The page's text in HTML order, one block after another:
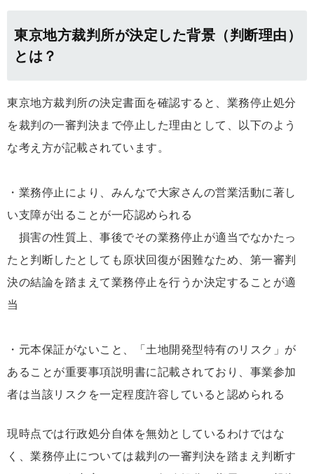
東京地方裁判所が決定した背景（判断理由）
とは？
東京地方裁判所の決定書面を確認すると、業務停止処分
を裁判の一審判決まで停止した理由として、以下のよう
な考え方が記載されています。
・業務停止により、みんなで大家さんの営業活動に著し
い支障が出ることが一応認められる
損害の性質上、事後でその業務停止が適当でなかたっ
たと判断したとしても原状回復が困難なため、第一審判
決の結論を踏まえて業務停止を行うか決定することが適
当
・元本保証がないこと、「土地開発型特有のリスク」が
あることが重要事項説明書に記載されており、事業参加
者は当該リスクを一定程度許容していると認められる
現時点では行政処分自体を無効としているわけではな
く、業務停止については裁判の一審判決を踏まえ判断す